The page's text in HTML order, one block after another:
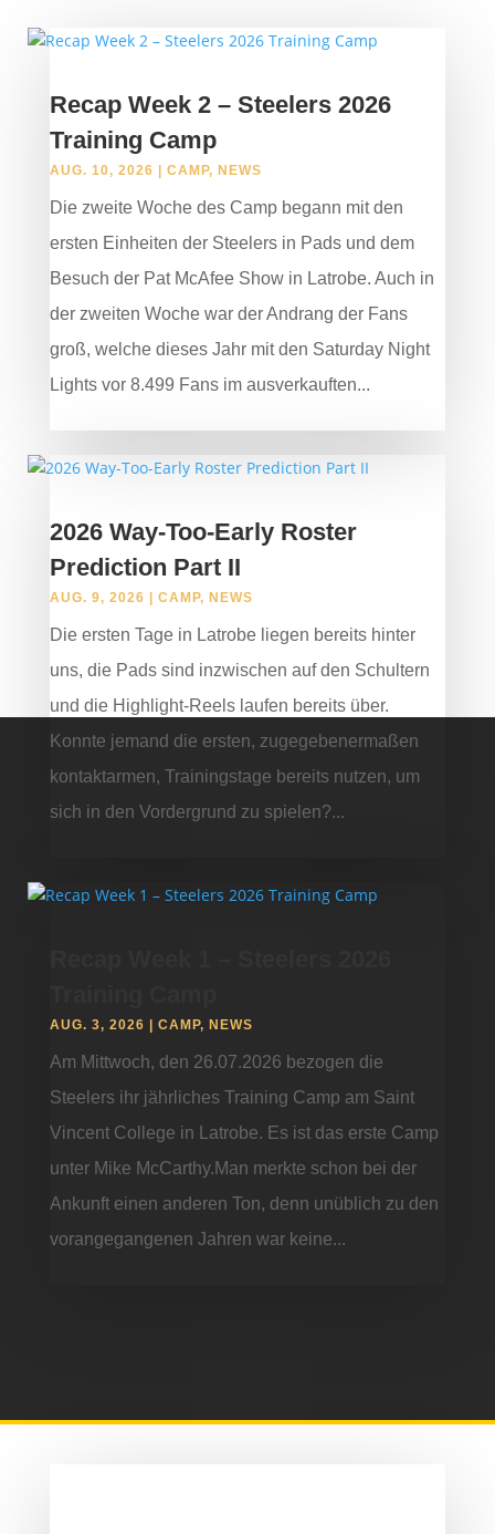
Recap Week 2 – Steelers 2026
Training Camp
AUG. 10, 2026 CAMP, NEWS
Die zweite Woche des Camp begann mit den
ersten Einheiten der Steelers in Pads und dem
Besuch der Pat McAfee Show in Latrobe. Auch in
der zweiten Woche war der Andrang der Fans
groß, welche dieses Jahr mit den Saturday Night
Lights vor 8.499 Fans im ausverkauften...
2026 Way-Too-Early Roster
Prediction Part II
AUG. 9, 2026 CAMP, NEWS
Die ersten Tage in Latrobe liegen bereits hinter
uns, die Pads sind inzwischen auf den Schultern
und die Highlight-Reels laufen bereits über.
Konnte jemand die ersten, zugegebenermaßen
kontaktarmen, Trainingstage bereits nutzen, um
sich in den Vordergrund zu spielen?...
AUG. 3, 2026 CAMP, NEWS
Am Mittwoch, den 26.07.2026 bezogen die
Steelers ihr jährliches Training Camp am Saint
Vincent College in Latrobe. Es ist das erste Camp
unter Mike McCarthy.Man merkte schon bei der
Ankunft einen anderen Ton, denn unüblich zu den
vorangegangenen Jahren war keine...